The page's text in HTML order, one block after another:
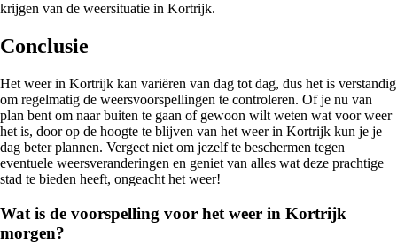
krijgen van de weersituatie in Kortrijk.
Conclusie
Het weer in Kortrijk kan variëren van dag tot dag, dus het is verstandig
om regelmatig de weersvoorspellingen te controleren. Of je nu van
plan bent om naar buiten te gaan of gewoon wilt weten wat voor weer
het is, door op de hoogte te blijven van het weer in Kortrijk kun je je
dag beter plannen. Vergeet niet om jezelf te beschermen tegen
eventuele weersveranderingen en geniet van alles wat deze prachtige
stad te bieden heeft, ongeacht het weer!
Wat is de voorspelling voor het weer in Kortrijk
morgen?